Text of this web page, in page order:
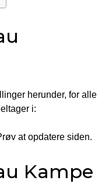
herunder, for alle
i:
at opdatere siden.
Kampe